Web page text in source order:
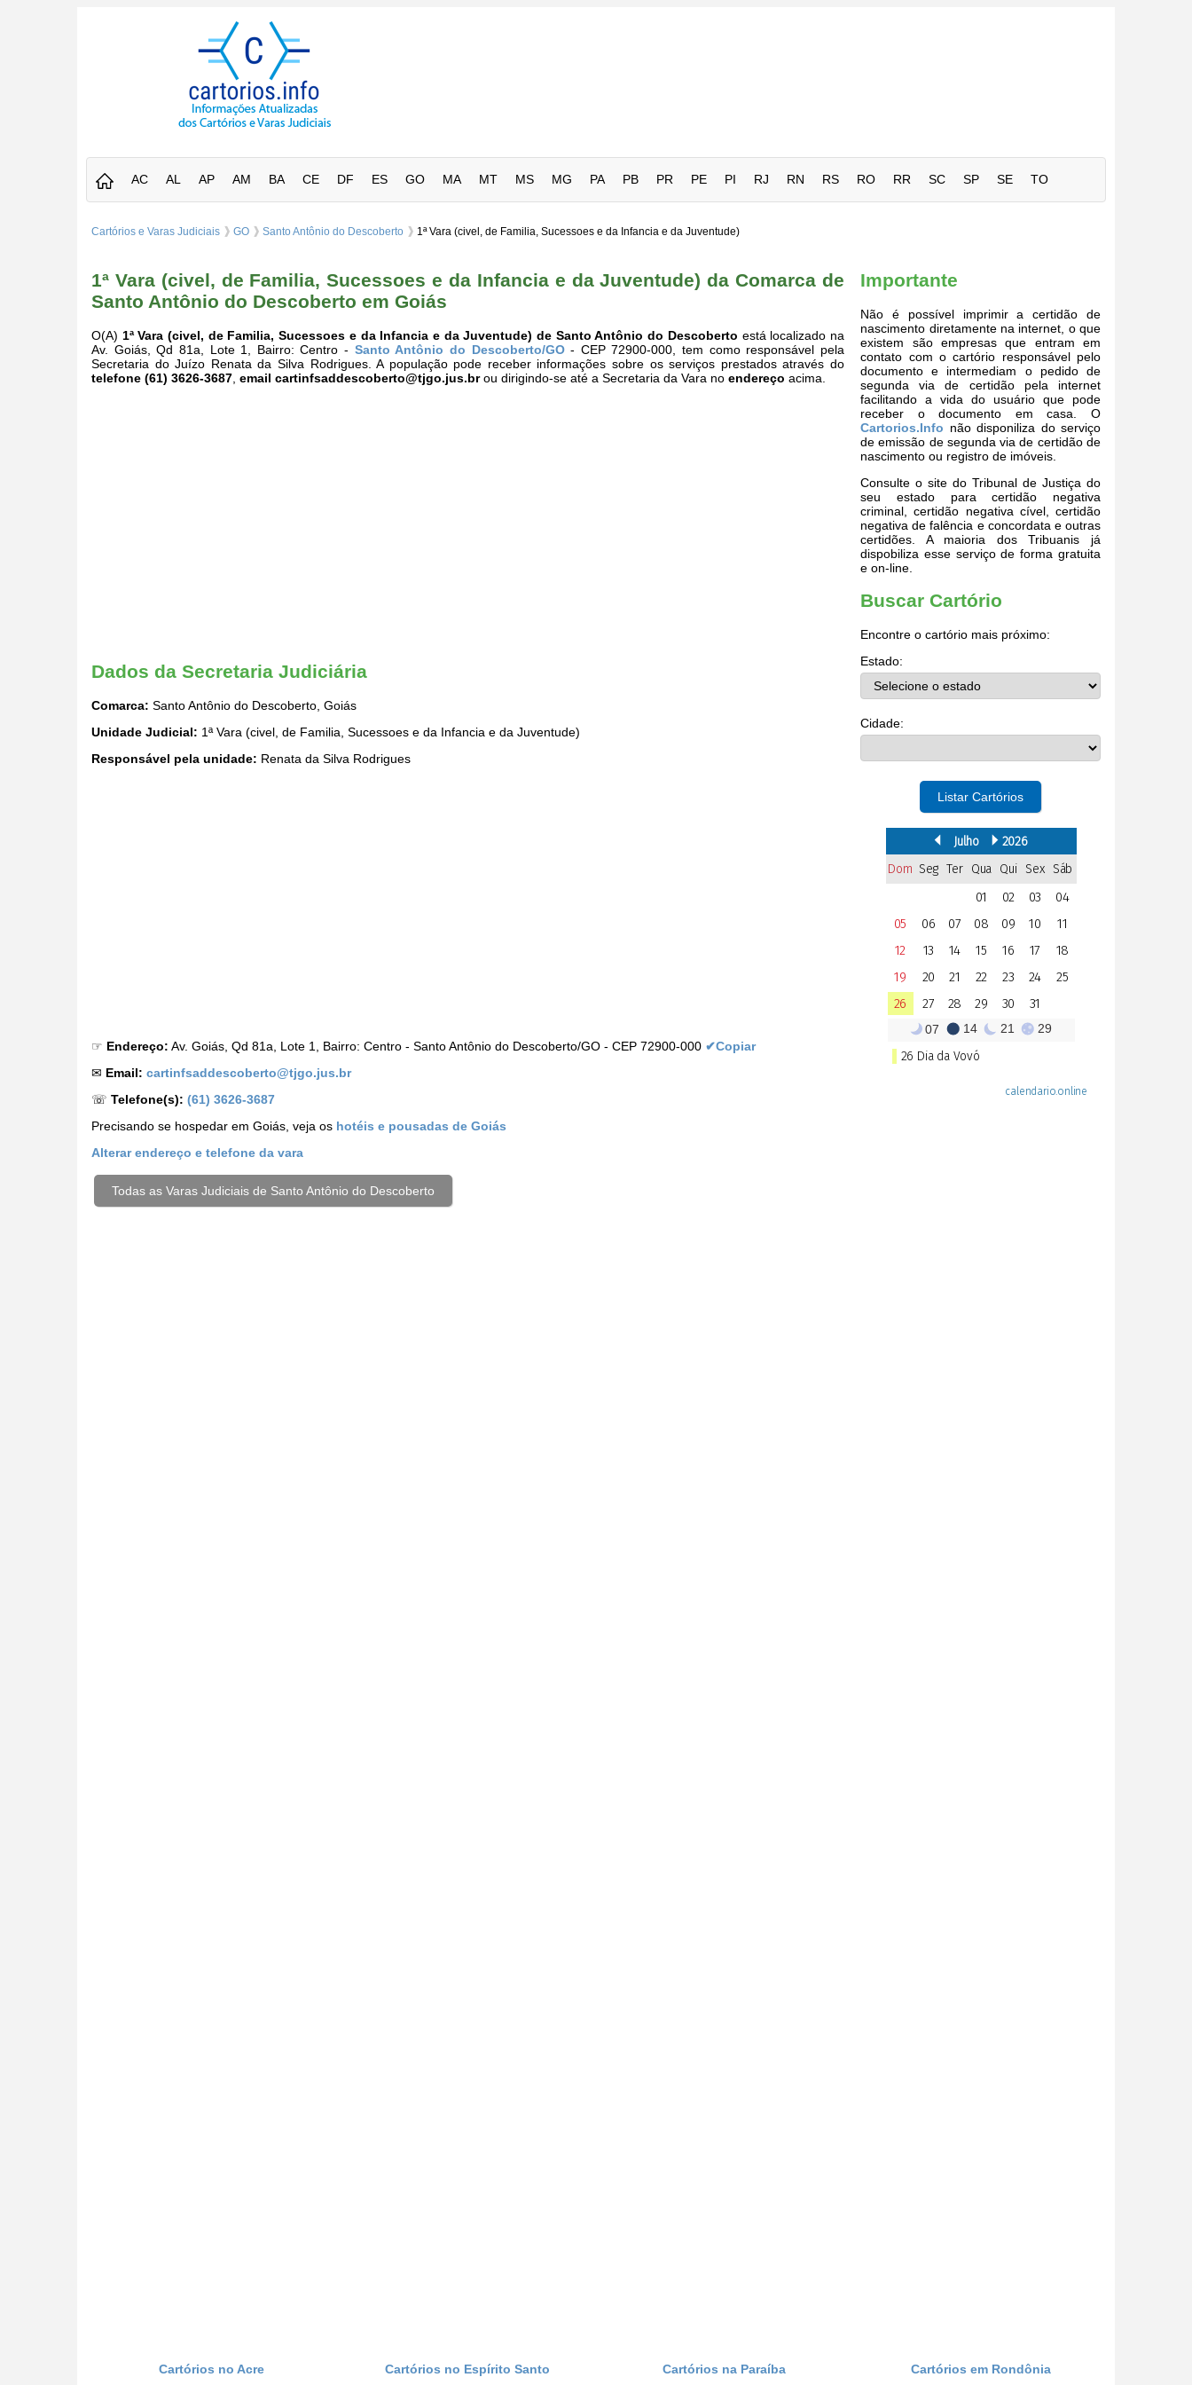
AC AL AP AM BA CE DF ES GO MA MT MS MG PA PB PR PE PI RJ RN RS RO RR SC SP SE TO
Cartórios e Varas Judiciais GO Santo Antônio do Descoberto 1ª Vara (civel, de Familia, Sucessoes e da Infancia e da Juventude)
1ª Vara (civel, de Familia, Sucessoes e da Infancia e da Juventude) da Comarca de
Santo Antônio do Descoberto em Goiás
O(A) 1ª Vara (civel, de Familia, Sucessoes e da Infancia e da Juventude) de Santo Antônio do Descoberto está localizado na
Av. Goiás, Qd 81a, Lote 1, Bairro: Centro - Santo Antônio do Descoberto/GO- CEP 72900-000, tem como responsável pela
Secretaria do Juízo Renata da Silva Rodrigues. A população pode receber informações sobre os serviços prestados através do
telefone (61) 3626-3687 email cartinfsaddescoberto@tjgo.jus.brou dirigindo-se até a Secretaria da Vara no endereço acima.
Dados da Secretaria Judiciária
Comarca: Santo Antônio do Descoberto, Goiás
Unidade Judicial: 1ª Vara (civel, de Familia, Sucessoes e da Infancia e da Juventude)
Responsável pela unidade: Renata da Silva Rodrigues
☞ Endereço: Av. Goiás, Qd 81a, Lote 1, Bairro: Centro - Santo Antônio do Descoberto/GO - CEP 72900-000 ✔Copiar
✉ Email: cartinfsaddescoberto@tjgo.jus.br
☏ Telefone(s): (61) 3626-3687
Precisando se hospedar em Goiás, veja os hotéis e pousadas de Goiás
Alterarendereço e telefone da vara
Todas as Varas Judiciais de Santo Antônio do Descoberto
Importante
Não é possível imprimir a certidão de
nascimento diretamente na internet, o que
existem são empresas que entram em
contato com o cartório responsável pelo
documento e intermediam o pedido de
segunda via de certidão pela internet
facilitando a vida do usuário que pode
receber o documento em casa. O
Cartorios.Info não disponiliza do serviço
de emissão de segunda via de certidão de
nascimento ou registro de imóveis.
Consulte o site do Tribunal de Justiça do
seu estado para certidão negativa
criminal, certidão negativa cível, certidão
negativa de falência e concordata e outras
certidões. A maioria dos Tribuanis já
dispobiliza esse serviço de forma gratuita
e on-line.
Buscar Cartório
Encontre o cartório mais próximo:
Estado:
Cidade:
Listar Cartórios
Cartórios no Acre Cartórios no Espírito Santo Cartórios na Paraíba Cartórios em Rondônia